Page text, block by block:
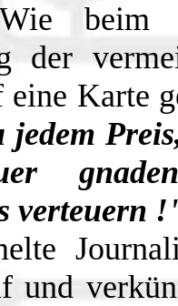
Wie beim
der
eine Karte
jedem
verteuern
und